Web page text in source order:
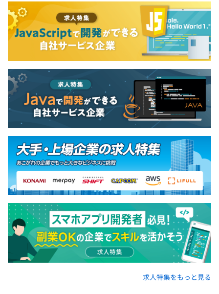
求人特集をもっと見る